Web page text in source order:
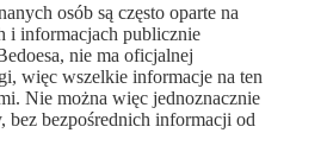
osób są często oparte na
i informacjach publicznie
nie ma oficjalnej
więc wszelkie informacje na ten
Nie można więc jednoznacznie
bez bezpośrednich informacji od